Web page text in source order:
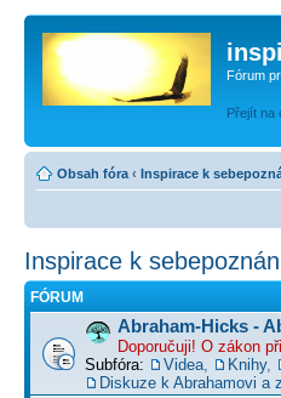
Fórum
Přejít na
Obsah fóra ‹ Inspirace k
Inspirace k
FÓRUM
Abraham-Hicks -
Doporučuji! O zákon
Subfóra:
Videa, Knihy,
Diskuze k Abrahamovi a